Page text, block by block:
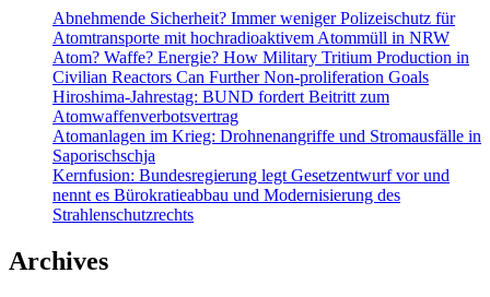
Abnehmende Sicherheit? Immer weniger Polizeischutz für
Atomtransporte mit hochradioaktivem Atommüll in NRW
Atom? Waffe? Energie? How Military Tritium Production in
Civilian Reactors Can Further Non-proliferation Goals
Hiroshima-Jahrestag: BUND fordert Beitritt zum
Atomwaffenverbotsvertrag
Atomanlagen im Krieg: Drohnenangriffe und Stromausfälle in
Saporischschja
Kernfusion: Bundesregierung legt Gesetzentwurf vor und
nennt es Bürokratieabbau und Modernisierung des
Strahlenschutzrechts
Archives